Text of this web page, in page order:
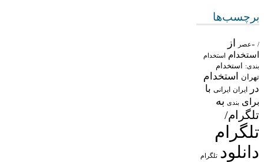
برچسب‌ها
/ «عصر از
استخدام استخدام
بندی: استخدام
تهران
استخدام
در
ایران ایرانی با
برای بندی به
تلگرام/
تلگرام
دانلود تلگرام